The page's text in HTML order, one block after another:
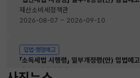
재산소비세정책관
2026-08-07 ~ 2026-09-10
입법·행정예고
「소득세법 시행령」 일부개정령(안) 입법예고
재산소비세정책관